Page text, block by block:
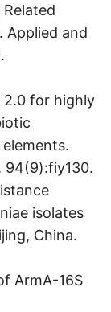
Applied and
2.0 for highly
94(9):fiy130.
isolates
China.
ArmA-16S